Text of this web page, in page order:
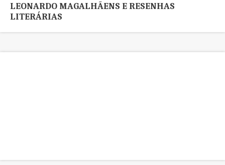
LEONARDO MAGALHÃENS E RESENHAS
LITERÁRIAS